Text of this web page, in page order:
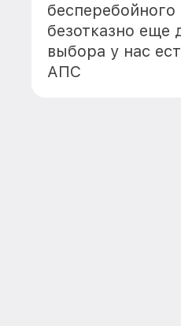
бесперебойного
безотказно еще
выбора у нас
АПС